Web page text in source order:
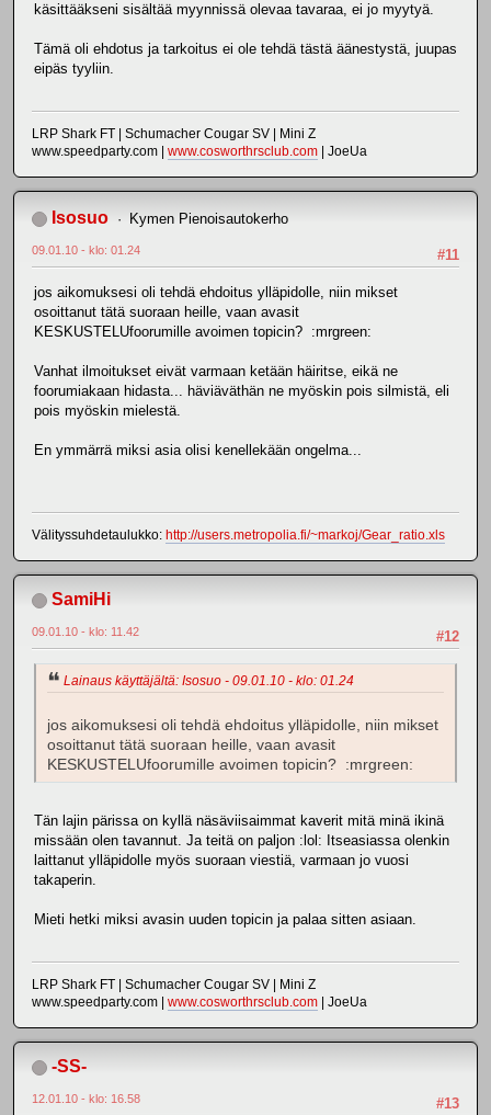
käsittääkseni sisältää myynnissä olevaa tavaraa, ei jo myytyä.
Tämä oli ehdotus ja tarkoitus ei ole tehdä tästä äänestystä, juupas
eipäs tyyliin.
LRP Shark FT | Schumacher Cougar SV | Mini Z
www.speedparty.com | www.cosworthrsclub.com | JoeUa
Isosuo Kymen Pienoisautokerho
#11
09.01.10 - klo: 01.24
jos aikomuksesi oli tehdä ehdoitus ylläpidolle, niin mikset
osoittanut tätä suoraan heille, vaan avasit
KESKUSTELUfoorumille avoimen topicin? :mrgreen:
Vanhat ilmoitukset eivät varmaan ketään häiritse, eikä ne
foorumiakaan hidasta... häviäväthän ne myöskin pois silmistä, eli
pois myöskin mielestä.
En ymmärrä miksi asia olisi kenellekään ongelma...
Välityssuhdetaulukko: http://users.metropolia.fi/~markoj/Gear_ratio.xls
SamiHi
#12
09.01.10 - klo: 11.42
Lainaus käyttäjältä: Isosuo - 09.01.10 - klo: 01.24
jos aikomuksesi oli tehdä ehdoitus ylläpidolle, niin mikset
osoittanut tätä suoraan heille, vaan avasit
KESKUSTELUfoorumille avoimen topicin? :mrgreen:
Tän lajin pärissa on kyllä näsäviisaimmat kaverit mitä minä ikinä
missään olen tavannut. Ja teitä on paljon :lol: Itseasiassa olenkin
laittanut ylläpidolle myös suoraan viestiä, varmaan jo vuosi
takaperin.
Mieti hetki miksi avasin uuden topicin ja palaa sitten asiaan.
LRP Shark FT | Schumacher Cougar SV | Mini Z
www.speedparty.com | www.cosworthrsclub.com | JoeUa
-SS-
#13
12.01.10 - klo: 16.58